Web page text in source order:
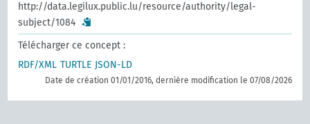
http://data.legilux.public.lu/resource/authority/legal-
subject/1084
Télécharger ce concept :
RDF/XML TURTLE JSON-LD
Date de création 01/01/2016, dernière modification le 07/08/2026